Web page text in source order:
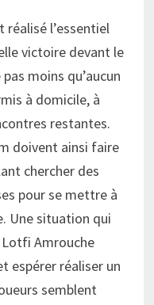
réalisé l’essentiel
victoire devant le
moins qu’aucun
à domicile, à
restantes.
doivent ainsi faire
chercher des
pour se mettre à
Une situation qui
Amrouche
espérer réaliser un
semblent